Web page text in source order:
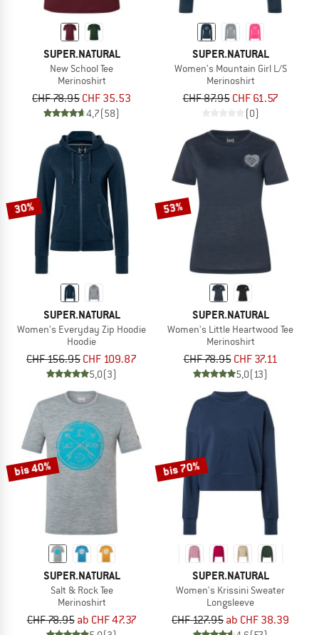
SUPER.NATURAL
New School Tee
Merinoshirt
CHF 78.95 CHF 35.53
4,7(58)
SUPER.NATURAL
Women's Mountain Girl L/S
Merinoshirt
CHF 87.95 CHF 61.57
(0)
30%
SUPER.NATURAL
Women's Everyday Zip Hoodie
Hoodie
CHF 156.95 CHF 109.87
5,0(3)
53%
SUPER.NATURAL
Women's Little Heartwood Tee
Merinoshirt
CHF 78.95 CHF 37.11
5,0(13)
bis 40%
SUPER.NATURAL
Salt & Rock Tee
Merinoshirt
CHF 78.95 ab CHF 47.37
bis 70%
SUPER.NATURAL
Women's Krissini Sweater
Longsleeve
CHF 127.95 ab CHF 38.39